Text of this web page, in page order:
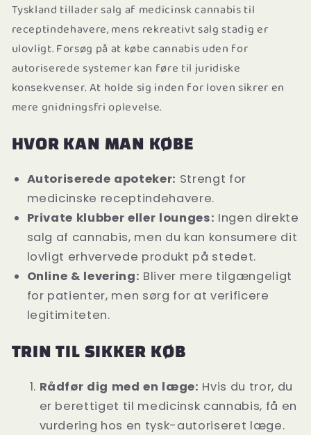
Tyskland tillader salg af medicinsk cannabis til
receptindehavere, mens rekreativt salg stadig er
ulovligt. Forsøg på at købe cannabis uden for
autoriserede systemer kan føre til juridiske
konsekvenser. At holde sig inden for loven sikrer en
mere gnidningsfri oplevelse.
HVOR KAN MAN KØBE
Autoriserede apoteker: Strengt for
medicinske receptindehavere.
Private klubber eller lounges: Ingen direkte
salg af cannabis, men du kan konsumere dit
lovligt erhvervede produkt på stedet.
Online & levering: Bliver mere tilgængeligt
for patienter, men sørg for at verificere
legitimiteten.
TRIN TIL SIKKER KØB
Rådfør dig med en læge: Hvis du tror, du
er berettiget til medicinsk cannabis, få en
vurdering hos en tysk-autoriseret læge.